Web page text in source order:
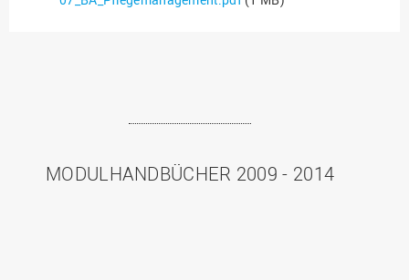
MODULHANDBÜCHER 2009 - 2014